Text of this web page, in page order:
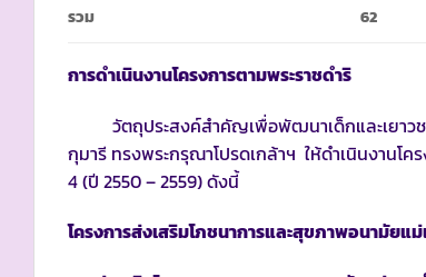
รวม 62
การดำเนินงานโครงการตามพระราชดำริ
วัตถุประสงค์สำคัญเพื่อพัฒนาเด็กและเยาวช
กุมารี ทรงพระกรุณาโปรดเกล้าฯ ให้ดำเนินงานโค
4 (ปี 2550 – 2559) ดังนี้
โครงการส่งเสริมโภชนาการและสุขภาพอนามัยแ